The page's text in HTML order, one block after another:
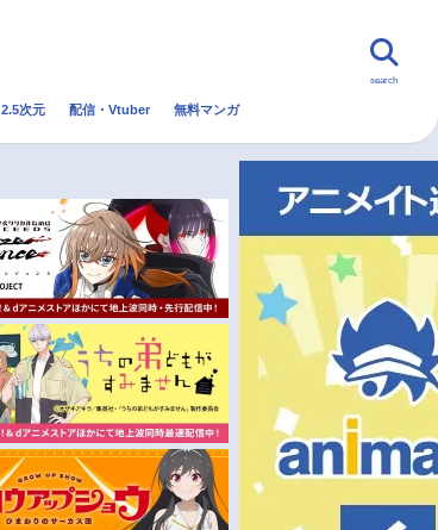
トレンド 無料マンガ
秋アニメ
冬アニメ
search
2.5次元 配信・Vtuber 無料マンガ